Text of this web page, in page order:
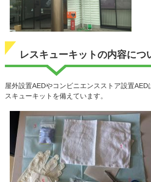
レスキューキットの内容につ
屋外設置AEDやコンビニエンスストア設置AED
スキューキットを備えています。